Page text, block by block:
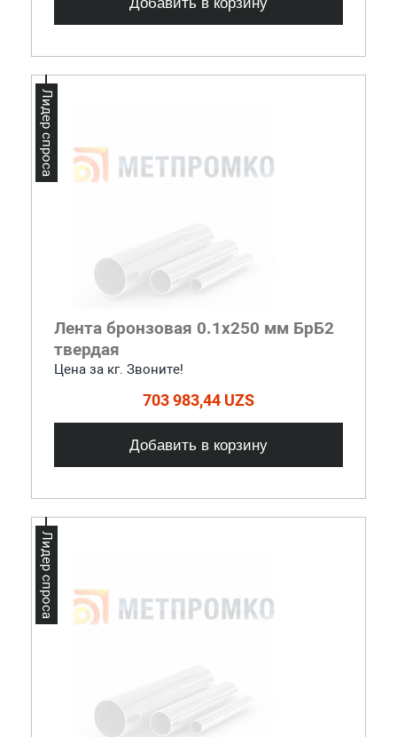
Лента бронзовая 0.1x250 мм БрБ2
твердая
Цена за кг. Звоните!
703 983,44 UZS
Добавить в корзину
Лидер спроса
Лидер спроса